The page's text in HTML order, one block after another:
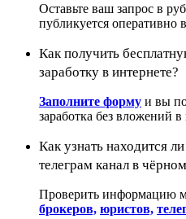
Оставьте ваш запрос в
публикуется оперативно
Как получить
заработку в интернете?
Заполните форму и вы
заработка без вложений в
Как узнать находится
телеграм канал в
Проверить информацию
брокеров, юристов,